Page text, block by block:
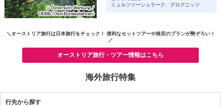
ミュルツツーシュラーク、グログニッツ
＼オーストリア旅行は日本旅行をチェック！ 便利なセットツアーや格安のプランが勢ぞろい！
／
オーストリア旅行・ツアー情報はこちら
海外旅行特集
行先から探す